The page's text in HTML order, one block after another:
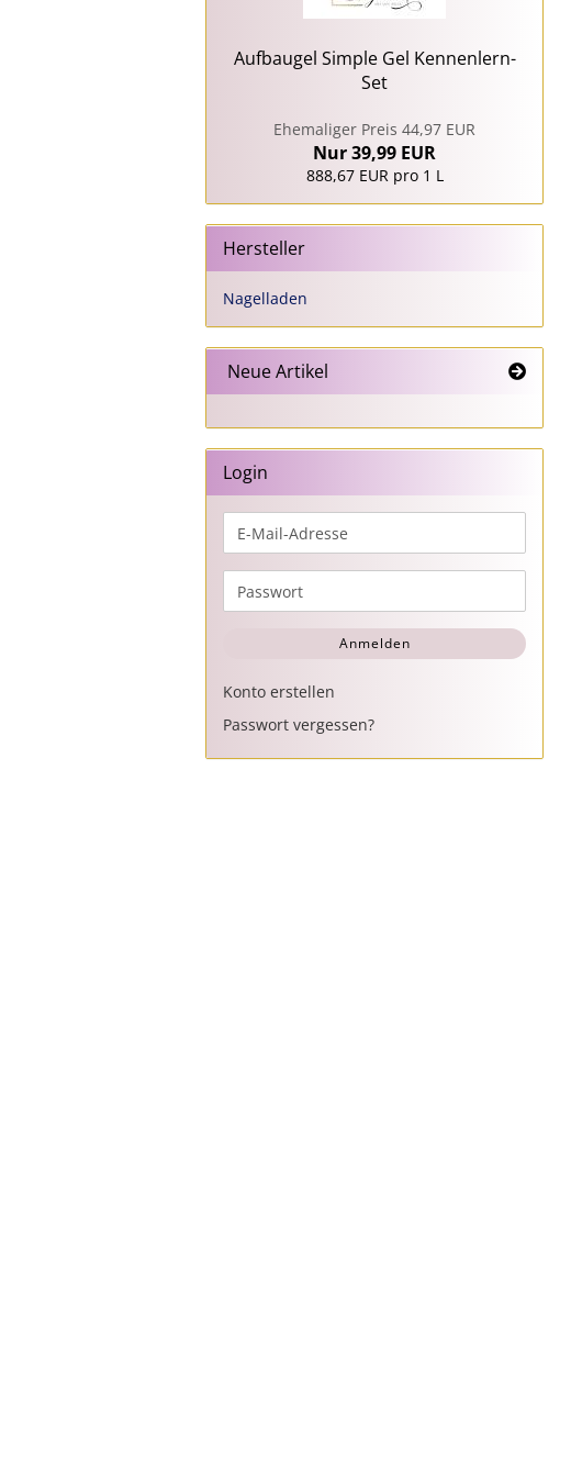
Aufbaugel Simple Gel Kennenlern-
Set
Ehemaliger Preis 44,97 EUR
Nur 39,99 EUR
888,67 EUR pro 1 L
Hersteller
Nagelladen
Neue Artikel
Login
E-
Mail-
Adresse
Passwort
Anmelden
Konto erstellen
Passwort vergessen?